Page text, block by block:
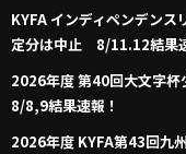
KYFA インディペンデン
定分は中止 8/11.12結果
2026年度 第40回大文字杯
8/8,9結果速報！
2026年度 KYFA第43回九